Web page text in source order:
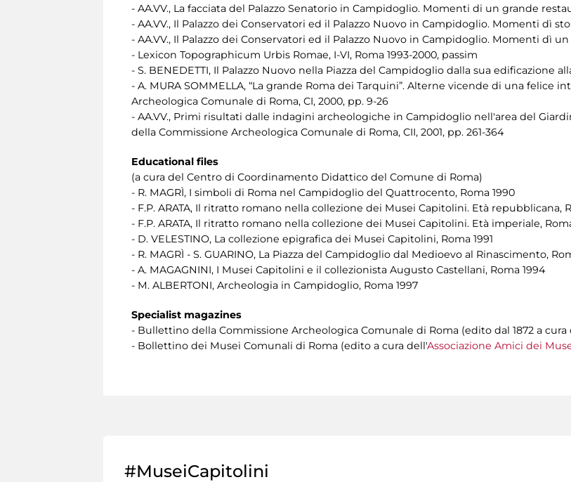
- AA.VV., La facciata del Palazzo Senatorio in Campidoglio. Momenti di un grande
- AA.VV., Il Palazzo dei Conservatori ed il Palazzo Nuovo in Campidoglio. Momenti dì
- AA.VV., Il Palazzo dei Conservatori ed il Palazzo Nuovo in Campidoglio. Momenti dì
- Lexicon Topographicum Urbis Romae, I-VI, Roma 1993-2000, passim
- S. BENEDETTI, Il Palazzo Nuovo nella Piazza del Campidoglio dalla sua edificazione
- A. MURA SOMMELLA, “La grande Roma dei Tarquini”. Alterne vicende di una felice
Archeologica Comunale di Roma, CI, 2000, pp. 9-26
- AA.VV., Primi risultati dalle indagini archeologiche in Campidoglio nell'area del
della Commissione Archeologica Comunale di Roma, CII, 2001, pp. 261-364
Educational files
(a cura del Centro di Coordinamento Didattico del Comune di Roma)
- R. MAGRÌ, I simboli di Roma nel Campidoglio del Quattrocento, Roma 1990
- F.P. ARATA, Il ritratto romano nella collezione dei Musei Capitolini. Età repubblicana,
- F.P. ARATA, Il ritratto romano nella collezione dei Musei Capitolini. Età imperiale,
- D. VELESTINO, La collezione epigrafica dei Musei Capitolini, Roma 1991
- R. MAGRÌ - S. GUARINO, La Piazza del Campidoglio dal Medioevo al Rinascimento,
- A. MAGAGNINI, I Musei Capitolini e il collezionista Augusto Castellani, Roma 1994
- M. ALBERTONI, Archeologia in Campidoglio, Roma 1997
Specialist magazines
- Bullettino della Commissione Archeologica Comunale di Roma (edito dal 1872 a
- Bollettino dei Musei Comunali di Roma (edito a cura dell'Associazione Amici dei
#MuseiCapitolini